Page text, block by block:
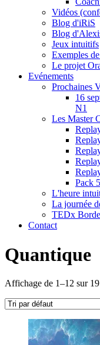
Vidéos
Blog d'iRiS
Blog
Jeux intuitifs
Exemples
Le projet
Evénements
Prochaines
16
N1
Les Master
Pack
L'heure
La journée
TEDx
Contact
Quantique
Affichage de 1–12 sur